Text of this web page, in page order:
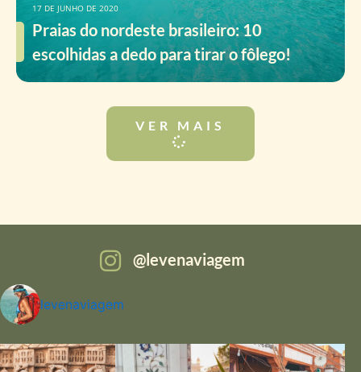
Praias do nordeste brasileiro: 10
escolhidas a dedo para tirar o fôlego!
17 DE JUNHO DE 2020
VER MAIS
levenaviagem
levenaviagem